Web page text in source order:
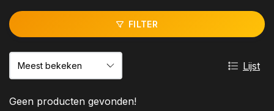
FILTER
Lijst
Geen producten gevonden!